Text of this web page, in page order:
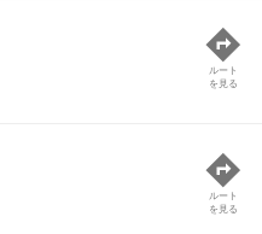
ルート
を見る
ルート
を見る